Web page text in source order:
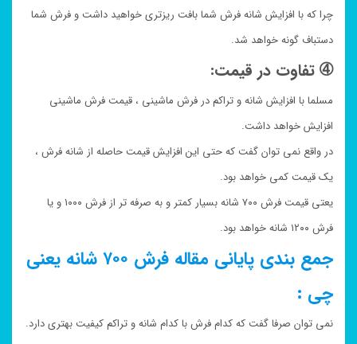
چرا که با افزایش شانه فرش شما بافت ریزتری خواهید داشت و فرش شما
دستباف گونه خواهد شد.
➃ تفاوت در قیمت:
مسلما با افزایش شانه و تراکم در فرش ماشینی ، قیمت فرش ماشینی
افزایش خواهد داشت.
در واقع نمی توان گفت که حتی این افزایش قیمت حاصله از شانه فرش ،
یک قیمت کمی خواهد بود.
یعتی قیمت فرش ۷۰۰ شانه بسیار کمتر و به صرفه تر از فرش ۱۰۰۰ و یا
فرش ۱۲۰۰ شانه خواهد بود.
جمع بندی پایانی مقاله فرش ۷۰۰ شانه یعنی
چی :
نمی توان صرفا گفت که کدام فرش با کدام شانه و تراکم کیفیت بهتری دارد.